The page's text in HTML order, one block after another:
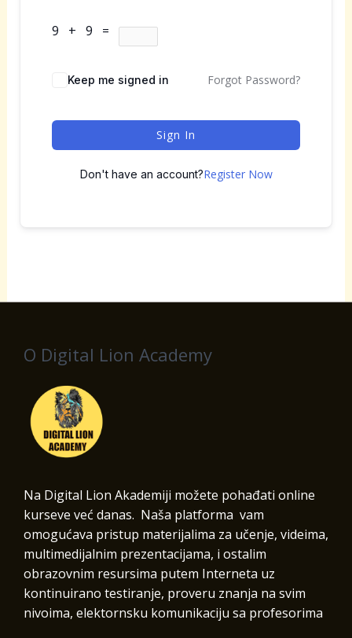
9 + 9 =
Keep me signed in Forgot Password?
Sign In
Don't have an account?Register Now
O Digital Lion Academy
Na Digital Lion Akademiji možete pohađati online
kurseve već danas. Naša platforma vam
omogućava pristup materijalima za učenje, videima,
multimedijalnim prezentacijama, i ostalim
obrazovnim resursima putem Interneta uz
kontinuirano testiranje, proveru znanja na svim
nivoima, elektornsku komunikaciju sa profesorima